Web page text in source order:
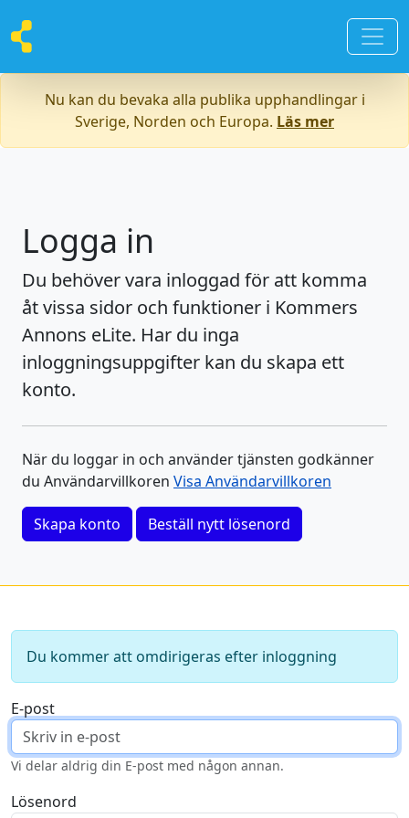
Nu kan du bevaka alla publika upphandlingar i
Sverige, Norden och Europa. Läs mer
Logga in
Du behöver vara inloggad för att komma
åt vissa sidor och funktioner i Kommers
Annons eLite. Har du inga
inloggningsuppgifter kan du skapa ett
konto.
När du loggar in och använder tjänsten godkänner
du Användarvillkoren Visa Användarvillkoren
Skapa konto Beställ nytt lösenord
Du kommer att omdirigeras efter inloggning
E-post
Vi delar aldrig din E-post med någon annan.
Lösenord